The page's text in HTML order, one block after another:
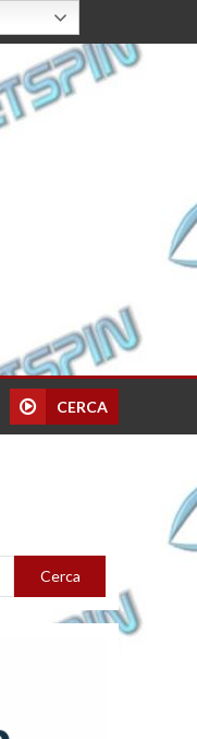
CERCA
Cerca